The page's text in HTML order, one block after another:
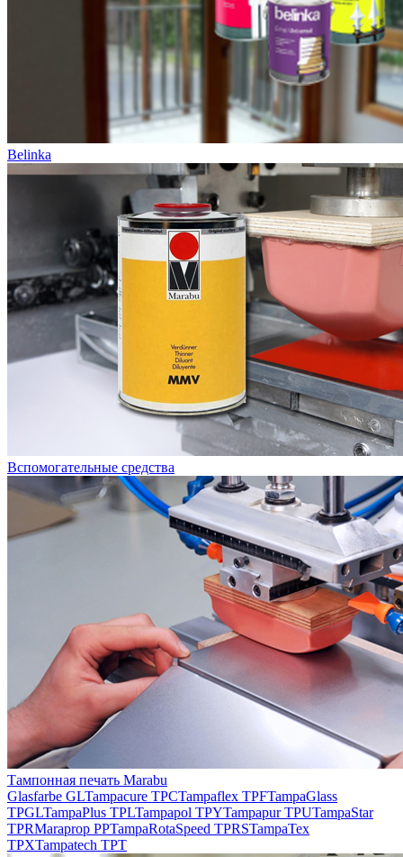
Belinka
Вспомогательные средства
Тампонная печать Marabu
Glasfarbe GLTampacure TPCTampaflex TPFTampaGlass
TPGLTampaPlus TPLTampapol TPYTampapur TPUTampaStar
TPRMaraprop PPTampaRotaSpeed TPRSTampaTex
TPXTampatech TPT